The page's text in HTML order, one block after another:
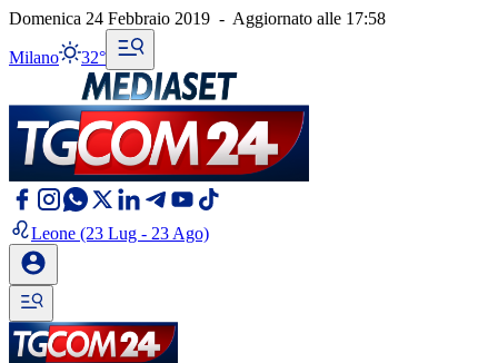
Domenica 24 Febbraio 2019 - Aggiornato alle 17:58
Milano 32°
Leone (23 Lug - 23 Ago)